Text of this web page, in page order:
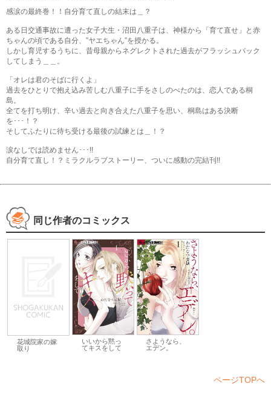
感涙の最終巻！！自分育て直しの結末は＿？
ある日交通事故に遭った女子大生・沼田八重子は、神様から「育て直せ」と赤
ちゃんの頃である自分、”ヤエちゃん”を授かる。
しかし育児するうちに、昔母親からネグレクトされた過去がフラッシュバック
してしまう＿＿。
「オレは君のそばに行くよ」
過去をひとりで抱え込み苦しむ八重子に手をさしのべたのは、恋人である桐
島。
全てを打ち明け、辛い過去と向き合えた八重子を思い、桐島はある決断
を･･･！？
そしてふたりに待ち受ける最後の試練とは＿！？
涙なしでは読めません･･･!!
自分育て直し！？ミラクルラブストーリー、ついに感動の完結刊!!
同じ作者のコミックス
花城院家の嫁
取り
いいから黙っ
てキスをして
さようなら、
エデン。
ページTOPへ